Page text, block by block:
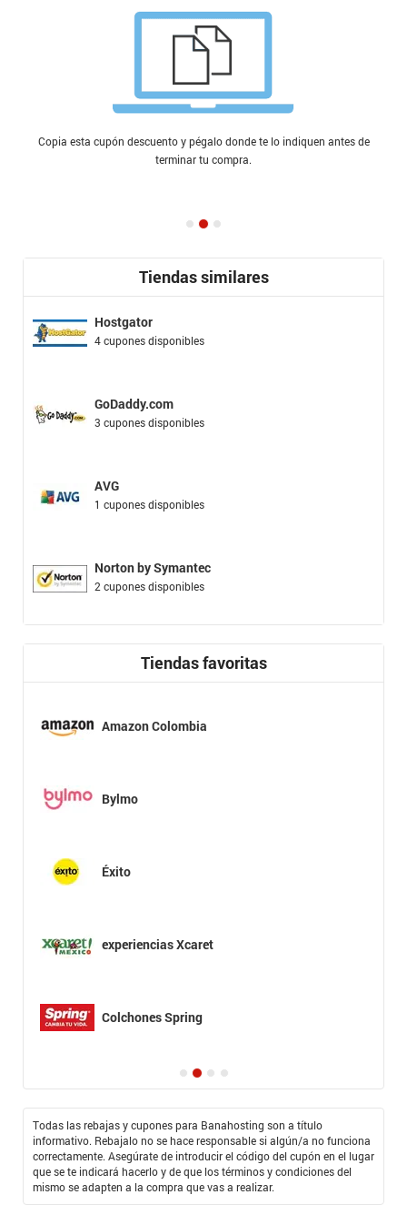
Copia esta cupón descuento y pégalo donde te lo indiquen antes de
terminar tu compra.
Tiendas similares
Hostgator
4 cupones disponibles
GoDaddy.com
3 cupones disponibles
AVG
1 cupones disponibles
Norton by Symantec
2 cupones disponibles
Tiendas favoritas
Amazon Colombia
Bylmo
Éxito
experiencias Xcaret
Colchones Spring
Todas las rebajas y cupones para Banahosting son a título
informativo. Rebajalo no se hace responsable si algún/a no funciona
correctamente. Asegúrate de introducir el código del cupón en el lugar
que se te indicará hacerlo y de que los términos y condiciones del
mismo se adapten a la compra que vas a realizar.